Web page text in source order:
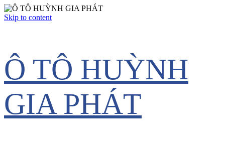
Skip to content
Ô TÔ HUỲNH
GIA PHÁT